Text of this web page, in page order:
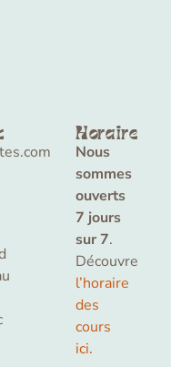
Horaire
Nous
sommes
ouverts
7 jours
sur 7.
Découvre
l’horaire
des
cours
ici.